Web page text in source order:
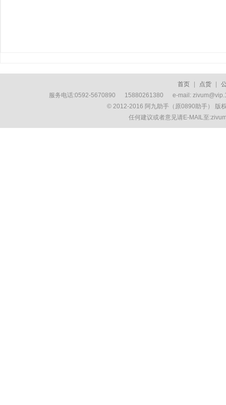
首页 点货
服务电话:0592-5670890 15880261380 e-mail:
© 2012-2016 阿九助手（原0890助手） 版
任何建议或者意见请E-MAIL至